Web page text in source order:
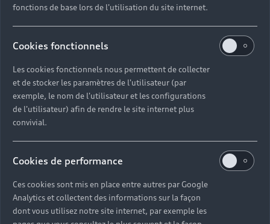
›
Crédit bail
›
›
›
Location Longue Durée
fonctions de base lors de l'utilisation du site internet.
Cookies fonctionnels
Les cookies fonctionnels nous permettent de collecter
et de stocker les paramètres de l'utilisateur (par
exemple, le nom de l'utilisateur et les configurations
de l'utilisateur) afin de rendre le site internet plus
convivial.
Cookies de performance
Ces cookies sont mis en place entre autres par Google
Analytics et collectent des informations sur la façon
dont vous utilisez notre site internet, par exemple les